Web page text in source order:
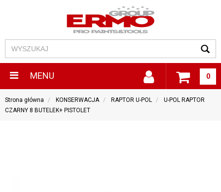
MENU 0
Strona główna KONSERWACJA RAPTOR U-POL
U-POL RAPTOR
CZARNY 8 BUTELEK+ PISTOLET